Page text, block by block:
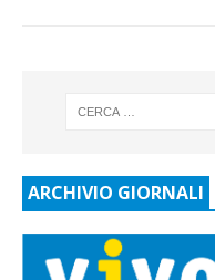
ARCHIVIO GIORNALI